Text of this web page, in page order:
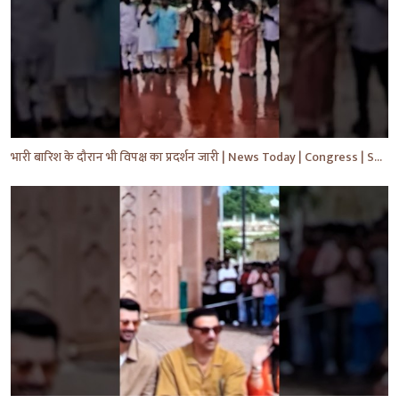
भारी बारिश के दौरान भी विपक्ष का प्रदर्शन जारी | News Today | Congress | Samajwadi | #shorts #yt